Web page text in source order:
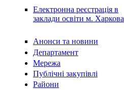
Електронна реєстрація в
заклади освіти м. Харкова
Анонси та новини
Департамент
Мережа
Публічні закупівлі
Райони